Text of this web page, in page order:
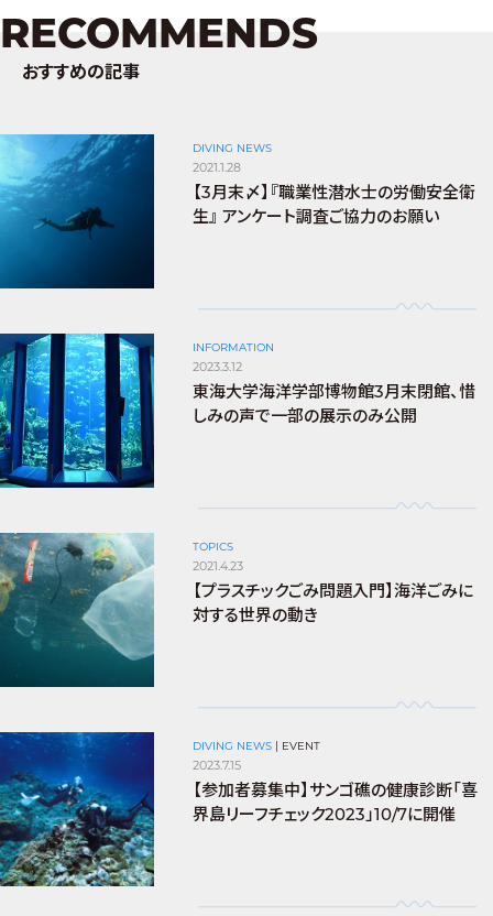
RECOMMENDS
おすすめの記事
DIVING NEWS
2021.1.28
【3月末〆】『職業性潜水士の労働安全衛
生』 アンケート調査ご協力のお願い
INFORMATION
2023.3.12
東海大学海洋学部博物館3月末閉館、惜
しみの声で一部の展示のみ公開
TOPICS
2021.4.23
【プラスチックごみ問題入門】海洋ごみに
対する世界の動き
DIVING NEWS EVENT
2023.7.15
【参加者募集中】サンゴ礁の健康診断「喜
界島リーフチェック2023」10/7に開催